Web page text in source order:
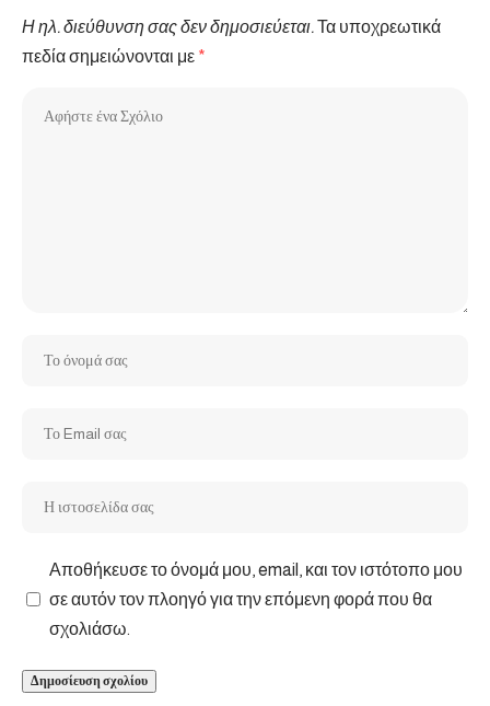
Η ηλ. διεύθυνση σας δεν δημοσιεύεται.Τα υποχρεωτικά
πεδία σημειώνονται με *
Αποθήκευσε το όνομά μου, email, και τον ιστότοπο μου
σε αυτόν τον πλοηγό για την επόμενη φορά που θα
σχολιάσω.